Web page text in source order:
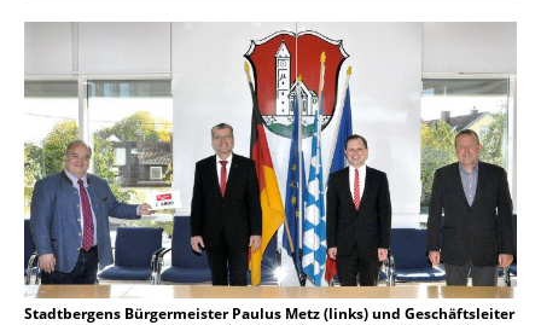
Stadtbergens Bürgermeister Paulus Metz (links) und Geschäftsleiter